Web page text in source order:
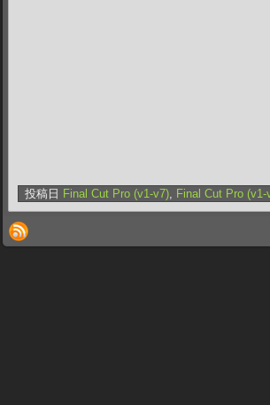
投稿日 Final Cut Pro (v1-v7), Final Cut Pro